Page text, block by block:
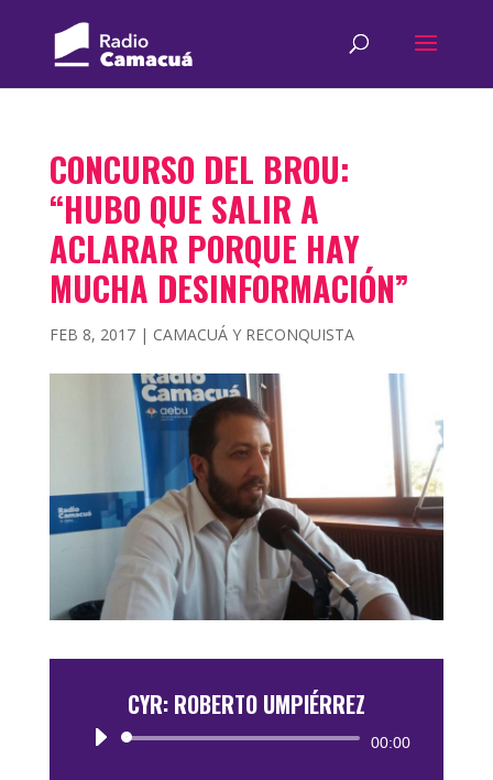
CONCURSO DEL BROU:
“HUBO QUE SALIR A
ACLARAR PORQUE HAY
MUCHA DESINFORMACIÓN”
FEB 8, 2017| CAMACUÁ Y RECONQUISTA
CYR: ROBERTO UMPIÉRREZ
Reproductor
00:00